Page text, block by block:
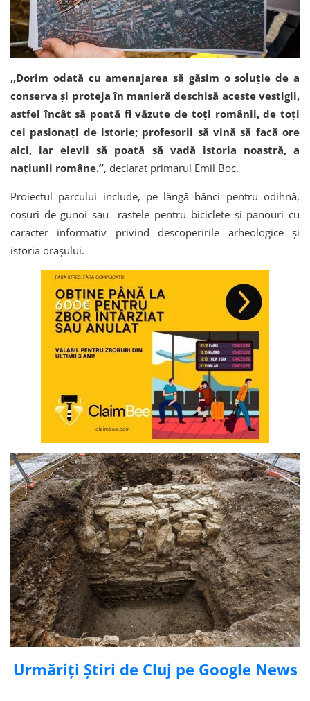
,,Dorim odată cu amenajarea să găsim o soluție de a
conserva și proteja în manieră deschisă aceste vestigii,
astfel încât să poată fi văzute de toți românii, de toți
cei pasionați de istorie; profesorii să vină să facă ore
aici, iar elevii să poată să vadă istoria noastră, a
națiunii române.”, declarat primarul Emil Boc.
Proiectul parcului include, pe lângă bănci pentru odihnă,
coșuri de gunoi sau rastele pentru biciclete și panouri cu
caracter informativ privind descoperirile arheologice și
istoria orașului.
Urmăriți Știri de Cluj pe Google News